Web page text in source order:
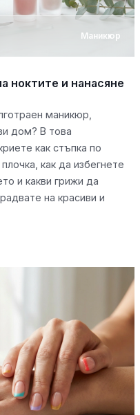
Маникюр
ноктите и нанасяне
маникюр,
дом? В това
как стъпка по
как да избегнете
и какви грижи да
на красиви и